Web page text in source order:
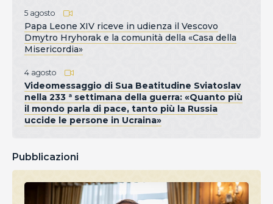
5 agosto
Papa Leone XIV riceve in udienza il Vescovo
Dmytro Hryhorak e la comunità della «Casa della
Misericordia»
4 agosto
Videomessaggio di Sua Beatitudine Sviatoslav
nella 233 ª settimana della guerra: «Quanto più
il mondo parla di pace, tanto più la Russia
uccide le persone in Ucraina»
Pubblicazioni